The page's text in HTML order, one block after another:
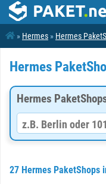
» Hermes » Hermes
Hermes
Hermes
27 Hermes PaketShops